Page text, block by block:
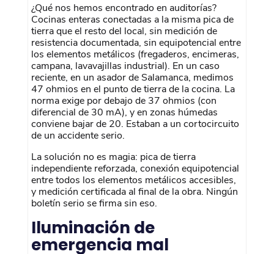
¿Qué nos hemos encontrado en auditorías?
Cocinas enteras conectadas a la misma pica de
tierra que el resto del local, sin medición de
resistencia documentada, sin equipotencial entre
los elementos metálicos (fregaderos, encimeras,
campana, lavavajillas industrial). En un caso
reciente, en un asador de Salamanca, medimos
47 ohmios en el punto de tierra de la cocina. La
norma exige por debajo de 37 ohmios (con
diferencial de 30 mA), y en zonas húmedas
conviene bajar de 20. Estaban a un cortocircuito
de un accidente serio.
La solución no es magia: pica de tierra
independiente reforzada, conexión equipotencial
entre todos los elementos metálicos accesibles,
y medición certificada al final de la obra. Ningún
boletín serio se firma sin eso.
Iluminación de
emergencia mal